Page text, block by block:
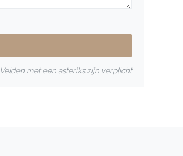
Velden met een asteriks zijn verplicht